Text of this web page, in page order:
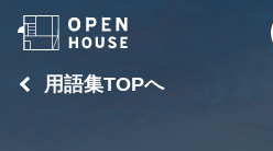
用語集TOPへ